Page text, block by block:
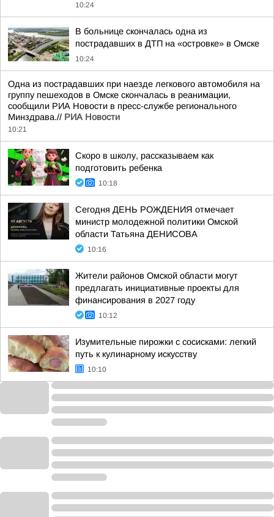
10:24
В больнице скончалась одна из
пострадавших в ДТП на «островке» в Омске
10:24
Одна из пострадавших при наезде легкового автомобиля на
группу пешеходов в Омске скончалась в реанимации,
сообщили РИА Новости в пресс-службе регионального
Минздрава.// РИА Новости
10:21
Скоро в школу, рассказываем как
подготовить ребенка
10:18
Сегодня ДЕНЬ РОЖДЕНИЯ отмечает
министр молодежной политики Омской
области Татьяна ДЕНИСОВА
10:16
Жители районов Омской области могут
предлагать инициативные проекты для
финансирования в 2027 году
10:12
Изумительные пирожки с сосисками: легкий
путь к кулинарному искусству
10:10